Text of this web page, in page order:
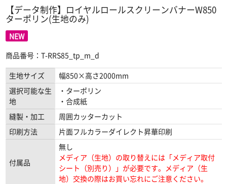
【データ制作】ロイヤルロールスクリーンバナーW850
ターポリン(生地のみ)
NEW
商品番号：T-RRS85_tp_m_d
生地サイズ
幅850×高さ2000mm
選択可能な生
地
・ターポリン
・合成紙
縫製・加工
周囲カッターカット
印刷方法
片面フルカラーダイレクト昇華印刷
付属品
無し
メディア（生地）の取り替えには「メディア取付
シート（別売り）」が必要です。メディア（生
地）交換の際はお買い忘れにご注意ください。